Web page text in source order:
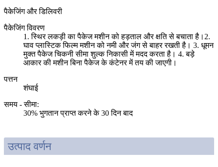
पैकेजिंग और डिलिवरी
पैकेजिंग विवरण
1. स्थिर लकड़ी का पैकेज मशीन को हड़ताल और क्षति से बचाता है।2.
घाव प्लास्टिक फिल्म मशीन को नमी और जंग से बाहर रखती है। 3. धूमन
मुक्त पैकेज चिकनी सीमा शुल्क निकासी में मदद करता है। 4. बड़े
आकार की मशीन बिना पैकेज के कंटेनर में तय की जाएगी।
पत्तन
शंघाई
समय - सीमा:
30% भुगतान प्राप्त करने के 30 दिन बाद
उत्पाद वर्णन